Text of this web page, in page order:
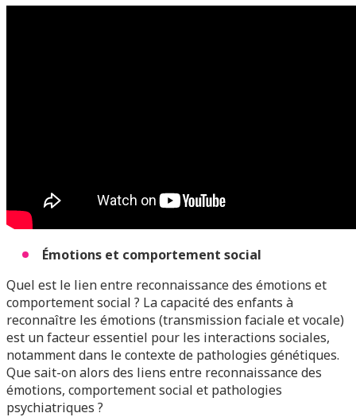
Émotions et comportement social
Quel est le lien entre reconnaissance des émotions et
comportement social ? La capacité des enfants à
reconnaître les émotions (transmission faciale et vocale)
est un facteur essentiel pour les interactions sociales,
notamment dans le contexte de pathologies génétiques.
Que sait-on alors des liens entre reconnaissance des
émotions, comportement social et pathologies
psychiatriques ?